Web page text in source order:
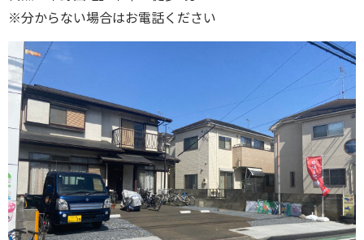
※分からない場合はお電話ください